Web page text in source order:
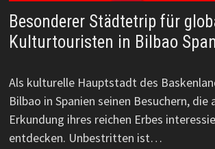
Besonderer Städtetrip für
Kulturtouristen in Bilbao
Als kulturelle Hauptstadt des
Bilbao in Spanien seinen Besuchern, die
Erkundung ihres reichen Erbes
entdecken. Unbestritten ist…